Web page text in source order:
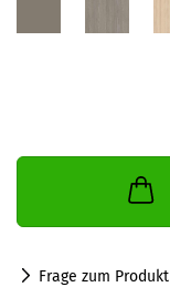
Frage zum Produkt